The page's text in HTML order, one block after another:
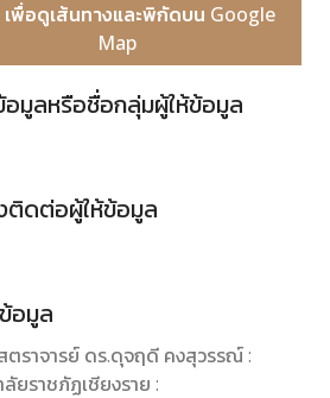
เพื่อดูเส้นทางและพิกัดบน Google
Map
อมูลหรือชื่อกลุ่มผู้ให้ข้อมูล
ติดต่อผู้ให้ข้อมูล
อมูล
ตราจารย์ ดร.ดุจฤดี คงสุวรรณ์ :
ยราชภัฏเชียงราย :